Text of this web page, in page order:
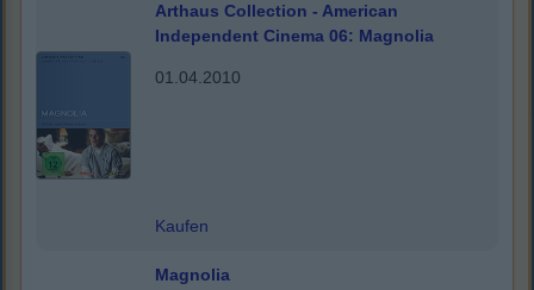
Arthaus Collection - American
Independent Cinema 06: Magnolia
01.04.2010
Kaufen
Magnolia